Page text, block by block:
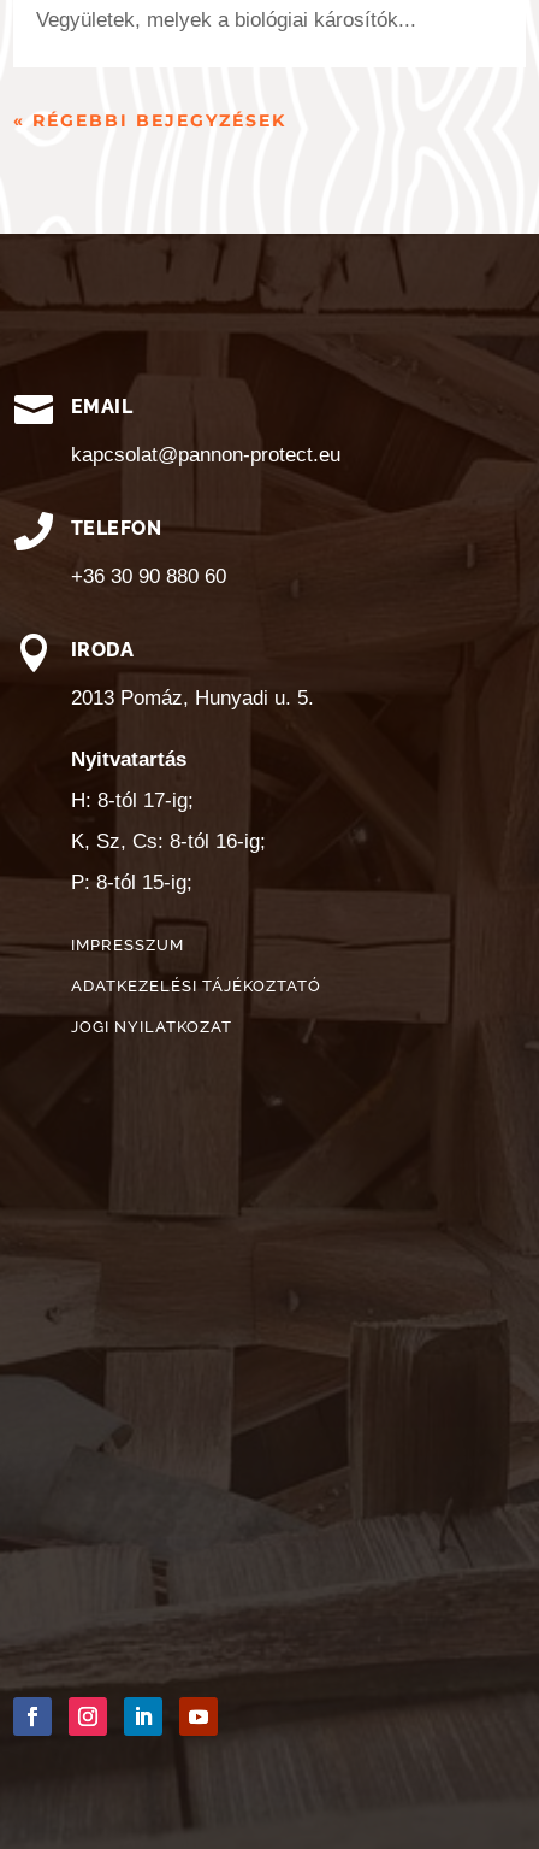
Vegyületek, melyek a biológiai károsítók...
« RÉGEBBI BEJEGYZÉSEK
 EMAIL
kapcsolat@pannon-protect.eu
 TELEFON
+36 30 90 880 60
 IRODA
2013 Pomáz, Hunyadi u. 5.
Nyitvatartás
H: 8-tól 17-ig;
K, Sz, Cs: 8-tól 16-ig;
P: 8-tól 15-ig;
IMPRESSZUM
ADATKEZELÉSI TÁJÉKOZTATÓ
JOGI NYILATKOZAT